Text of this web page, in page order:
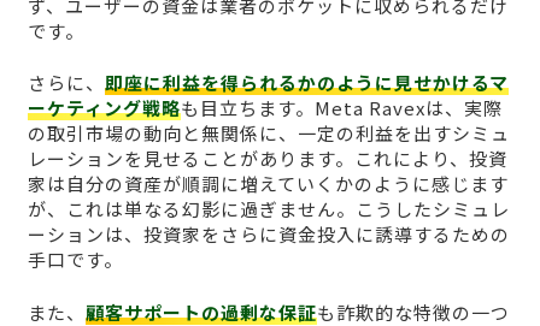
ず、ユーザーの資金は業者のポケットに収められるだけ
です。
さらに、 即座に利益を得られるかのように見せかけるマ
ーケティング戦略も目立ちます。Meta Ravexは、実際
の取引市場の動向と無関係に、一定の利益を出すシミュ
レーションを見せることがあります。これにより、投資
家は自分の資産が順調に増えていくかのように感じます
が、これは単なる幻影に過ぎません。こうしたシミュレ
ーションは、投資家をさらに資金投入に誘導するための
手口です。
また、 顧客サポートの過剰な保証も詐欺的な特徴の一つ